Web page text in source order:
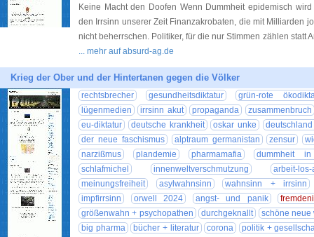
Keine Macht den Doofen Wenn Dummheit epidemisch
den Irrsinn unserer Zeit Finanzakrobaten, die mit Milliarden
nicht beherrschen. Politiker, für die nur Stimmen zählen statt
... mehr auf absurd-ag.de
Krieg der Ober und der Hintertanen gegen die Völker
rechtsbrecher gesundheitsdiktatur
grün-rote
lügenmedien
irrsinn akut propaganda
zusammenbruch
eu-diktatur
deutsche krankheit oskar unke
der neue faschismus
alptraum germanistan zensur
narzißmus
plandemie pharmamafia
dummheit
schlafmichel
innenweltverschmutzung
arbeit-los-
meinungsfreiheit
asylwahnsinn
wahnsinn + irrsinn
impfirrsinn
orwell 2024 angst- und panik
größenwahn + psychopathen
durchgeknallt
schöne neue
big pharma
bücher + literatur corona
politik +